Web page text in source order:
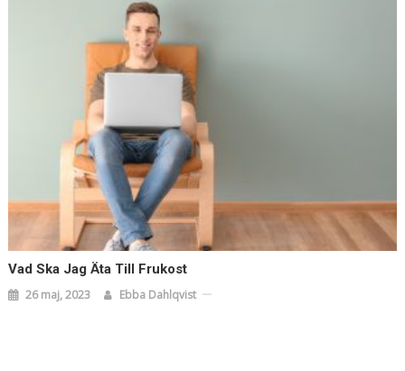
Vad Ska Jag Äta Till Frukost
26 maj, 2023 Ebba Dahlqvist